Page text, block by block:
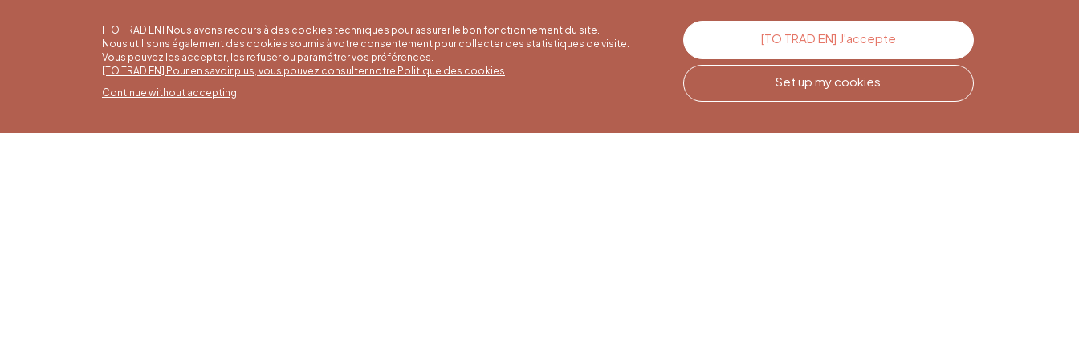
Newsletter
[TO TRAD EN] Nous avons recours à des cookies techniques pour assurer le bon fonctionnement du site.
Nous utilisons également des cookies soumis à votre consentement pour collecter des statistiques de visite.
Vous pouvez les accepter, les refuser ou paramétrer vos préférences.
[TO TRAD EN] Pour en savoir plus, vous pouvez consulter notre Politique des cookies
Continue without accepting
[TO TRAD EN] J'accepte
Set up my cookies